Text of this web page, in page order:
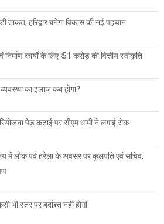
ताकत, हरिद्वार बनेगा विकास की नई पहचान
कार्यों के लिए ₹ 51 करोड़ की वित्तीय स्वीकृति
का इलाज कब होगा?
पेड़ कटाई पर सीएम धामी ने लगाई रोक
में लोक पर्व हरेला के अवसर पर कुलपति एवं सचिव,
भी स्तर पर बर्दाश्त नहीं होगी